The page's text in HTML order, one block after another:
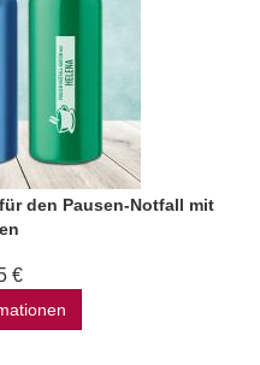
den Pausen-Notfall mit
€